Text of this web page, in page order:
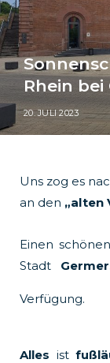
Rhein
20. JULI 2023
Uns zog es
an den „alten
Einen schönen
Stadt
Verfügung.
Alles ist